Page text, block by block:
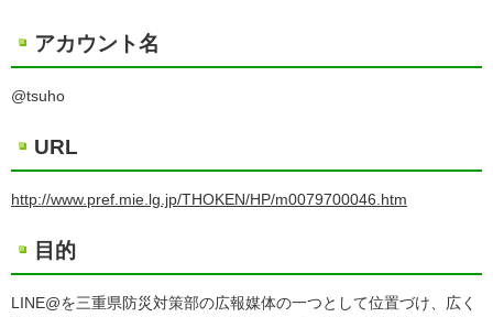
アカウント名
@tsuho
URL
http://www.pref.mie.lg.jp/THOKEN/HP/m0079700046.htm
目的
LINE@を三重県防災対策部の広報媒体の一つとして位置づけ、広く